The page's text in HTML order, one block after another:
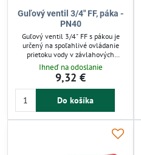
Guľový ventil 3/4" FF, páka -
PN40
Guľový ventil 3/4" FF s pákou je
určený na spoľahlivé ovládanie
prietoku vody v závlahových
systémoch. Mosadzná konštrukcia
odoláva korózii a tlaku až do 40 bar.
Jednoduchá montáž a tesné
uzavretie bez únikov zabezpečujú
efektívnu prevádzku. Vhodný pre
použitie.
Ihneď na odoslanie
9,32 €
Do košíka